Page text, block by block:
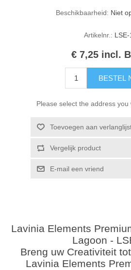
Beschikbaarheid: Niet
Artikelnr.: LSE-
€ 7,25 incl.
BESTEL
Please select the address you
Toevoegen aan
Vergelijk product
E-mail een vriend
Lavinia Elements
Lagoon -
Breng uw Creativiteit
Lavinia Elements